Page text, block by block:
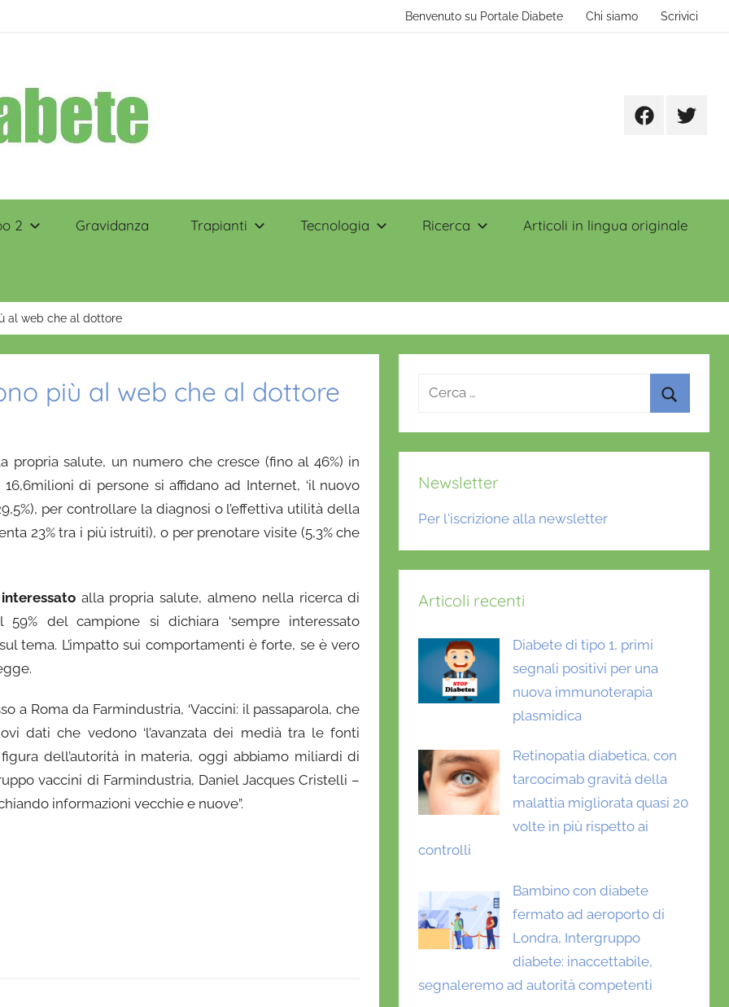
Benvenuto su Portale Diabete Chi siamo Scrivici
FacebookTwitter
2 Gravidanza Trapianti Tecnologia Ricerca Articoli in lingua originale
al web che al dottore
più al web che al dottore
propria salute, un numero che cresce (fino al 46%) in
di persone si affidano ad Internet, ‘il nuovo
per controllare la diagnosi o l’effettiva utilità della
23% tra i più istruiti), o per prenotare visite (5,3% che
alla propria salute, almeno nella ricerca di
del campione si dichiara ‘sempre interessato
tema. L’impatto sui comportamenti è forte, se è vero
a Roma da Farmindustria, ‘Vaccini: il passaparola, che
dati che vedono ‘l’avanzata dei medià tra le fonti
dell’autorità in materia, oggi abbiamo miliardi di
vaccini di Farmindustria, Daniel Jacques Cristelli –
informazioni vecchie e nuove”.
Ricerca
Newsletter
Per l'iscrizione alla newsletter
Articoli recenti
Diabete di tipo 1, primi
segnali positivi per una
nuova immunoterapia
plasmidica
Retinopatia diabetica, con
tarcocimab gravità della
malattia migliorata quasi 20
volte in più rispetto ai
controlli
Bambino con diabete
fermato ad aeroporto di
Londra, Intergruppo
diabete: inaccettabile,
segnaleremo ad autorità competenti